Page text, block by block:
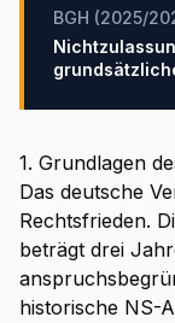
BGH (2025/
1. Grundlagen
Das deutsche
Rechtsfrieden.
beträgt drei
historische NS-